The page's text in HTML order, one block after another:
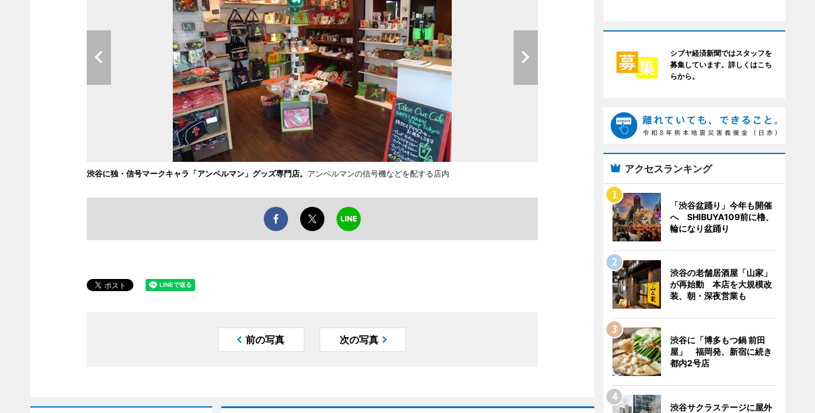
渋谷に独・信号マークキャラ「アンペルマン」グッズ専門店。 アンペルマンの信号機などを配する店内
前の写真 次の写真
シブヤ経済新聞ではスタッフを
募集しています。詳しくはこち
らから。
アクセスランキング
「渋谷盆踊り」今年も開催
へ SHIBUYA109前に櫓、
輪になり盆踊り
渋谷の老舗居酒屋「山家」
が再始動 本店を大規模改
装、朝・深夜営業も
渋谷に「博多もつ鍋 前田
屋」 福岡発、新宿に続き
都内2号店
渋谷サクラステージに屋外